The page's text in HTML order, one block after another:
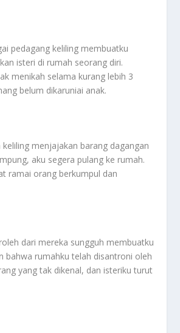
pedagang keliling membuatku
isteri di rumah seorang diri.
menikah selama kurang lebih 3
belum dikaruniai anak.
menjajakan barang dagangan
aku segera pulang ke rumah.
ramai orang berkumpul dan
dari mereka sungguh membuatku
bahwa rumahku telah disantroni oleh
yang tak dikenal, dan isteriku turut